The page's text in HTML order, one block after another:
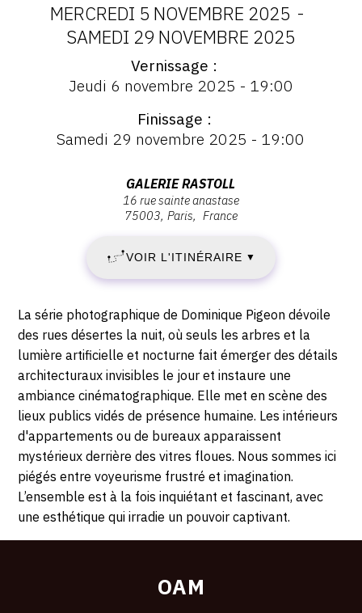
L'ÉQUIPE OAM
À PROPOS D'OAM
CONTACT
CGU
SUIVEZ-NOUS
INSTAGRAM
FACEBOOK
TWITTER
PINTEREST
DATES
:
MERCREDI
5
NOVEMBRE
2025
-
SAMEDI
29
NOVEMBRE
2025
MERCREDI 5 NOVEMBRE 2025 -
SAMEDI 29 NOVEMBRE 2025
Vernissage
Jeudi 6 novembre 2025 - 19:00
Finissage
Samedi 29 novembre 2025 - 19:00
Rue
Sainte
Anastase,
75003
Paris
GALERIE RASTOLL
16 rue sainte anastase
75003 Paris France
VOIR L'ITINÉRAIRE ▼
Description,
horaires...
La série photographique de Dominique Pigeon dévoile
des rues désertes la nuit, où seuls les arbres et la
lumière artificielle et nocturne fait émerger des détails
architecturaux invisibles le jour et instaure une
ambiance cinématographique. Elle met en scène des
lieux publics vidés de présence humaine. Les intérieurs
d'appartements ou de bureaux apparaissent
mystérieux derrière des vitres floues. Nous sommes ici
piégés entre voyeurisme frustré et imagination.
L’ensemble est à la fois inquiétant et fascinant, avec
une esthétique qui irradie un pouvoir captivant.
OAM